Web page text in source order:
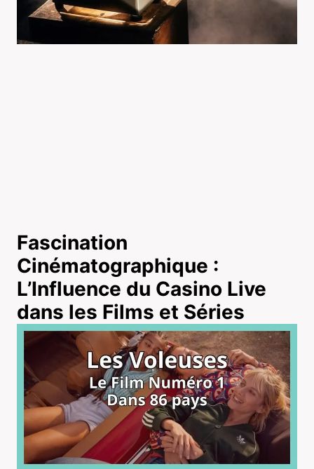
Fascination
Cinématographique :
L’Influence du Casino Live
dans les Films et Séries